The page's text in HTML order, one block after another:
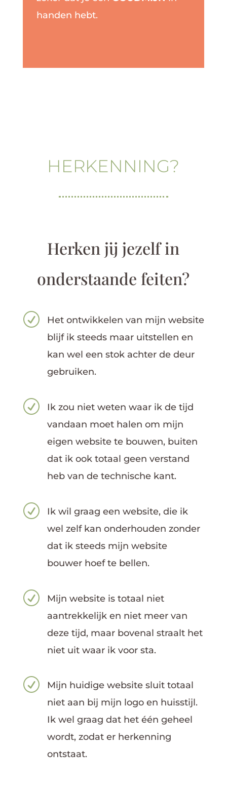
handen hebt.
HERKENNING?
Herken jij jezelf in
onderstaande feiten?
R
Het ontwikkelen van mijn website
blijf ik steeds maar uitstellen en
kan wel een stok achter de deur
gebruiken.
R
Ik zou niet weten waar ik de tijd
vandaan moet halen om mijn
eigen website te bouwen, buiten
dat ik ook totaal geen verstand
heb van de technische kant.
R
Ik wil graag een website, die ik
wel zelf kan onderhouden zonder
dat ik steeds mijn website
bouwer hoef te bellen.
R
Mijn website is totaal niet
aantrekkelijk en niet meer van
deze tijd, maar bovenal straalt het
niet uit waar ik voor sta.
R
Mijn huidige website sluit totaal
niet aan bij mijn logo en huisstijl.
Ik wel graag dat het één geheel
wordt, zodat er herkenning
ontstaat.